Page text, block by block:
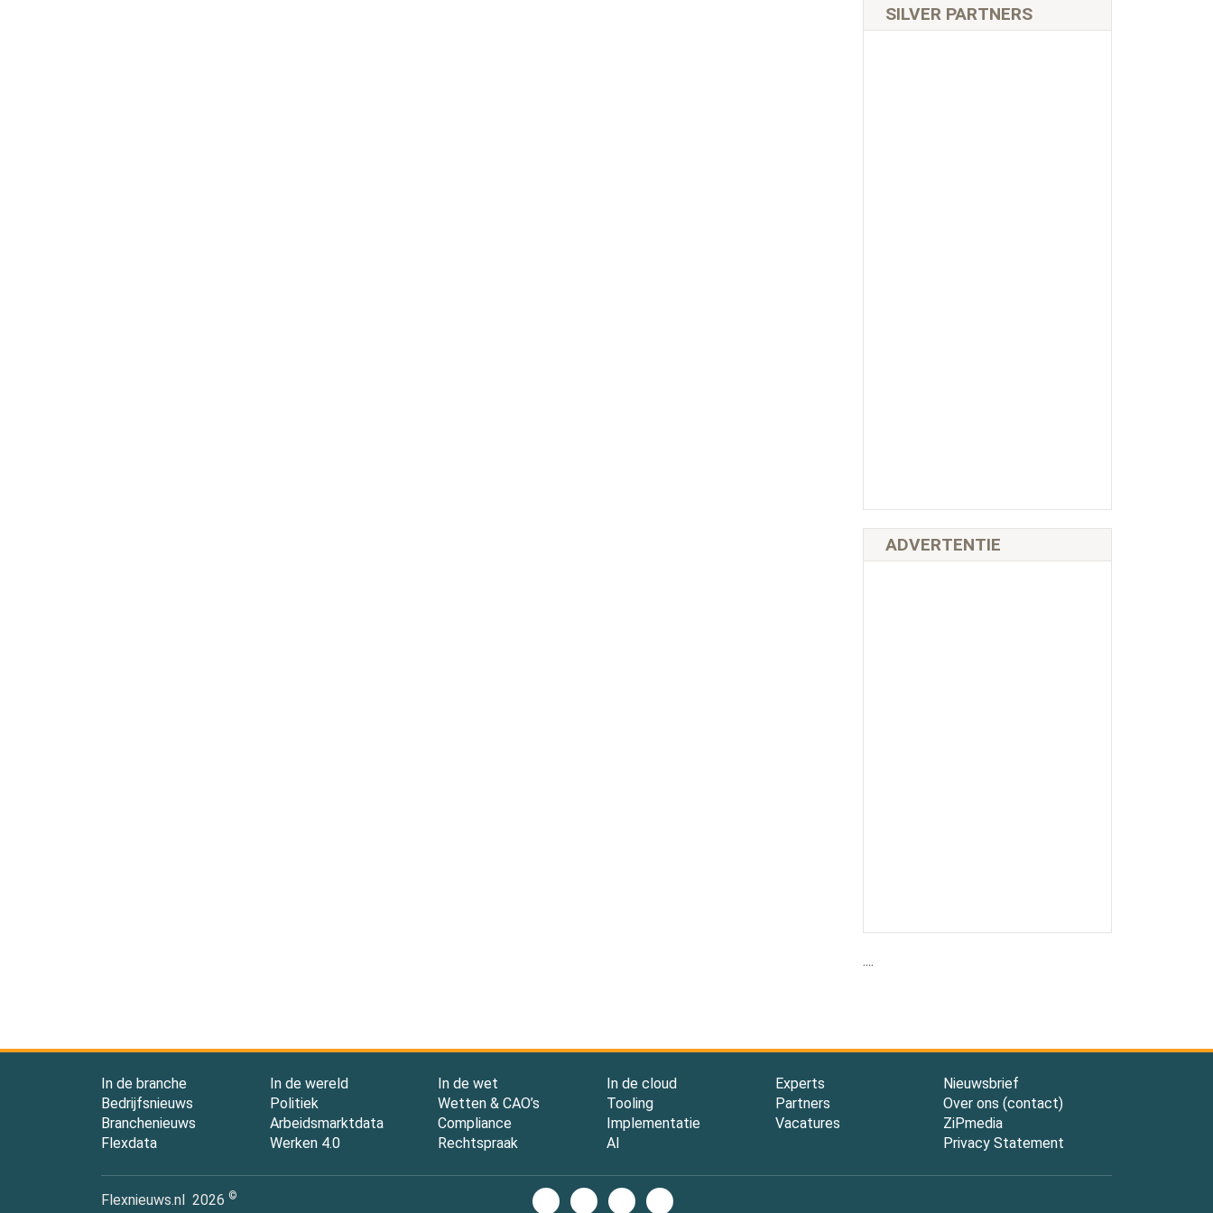
SILVER PARTNERS
ADVERTENTIE
....
In de branche
Bedrijfsnieuws
Branchenieuws
Flexdata
In de wereld
Politiek
Arbeidsmarktdata
Werken 4.0
In de wet
Wetten & CAO’s
Compliance
Rechtspraak
In de cloud
Tooling
Implementatie
AI
Experts
Partners
Vacatures
Nieuwsbrief
Over ons (contact)
ZiPmedia
Privacy Statement
Flexnieuws.nl 2026 ©